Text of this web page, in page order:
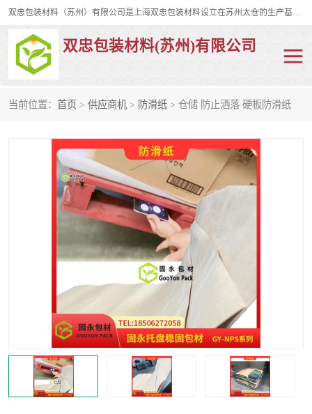
双忠包装材料（苏州）有限公司是上海双忠包装材料设立在苏州太仓的生产基地，占地约2万平米，产品主要有打孔缠绕膜，拉伸蜂窝纸，集装箱充气袋，滑托板，打包带，裹包网兜，防滑纸等箱体和托盘的运输和保护性包材。固永包材®，GooYon Pack®，是我们保护性包装材料的专属品牌。
双忠包装材料(苏州)有限公司
当前位置： 首页 > 供应商机 > 防滑纸 > 仓储 防止洒落 硬板防滑纸
裹包网兜 纤维打包带
充气袋
缠绕膜
托盘裹包网兜
托盘捆绑带